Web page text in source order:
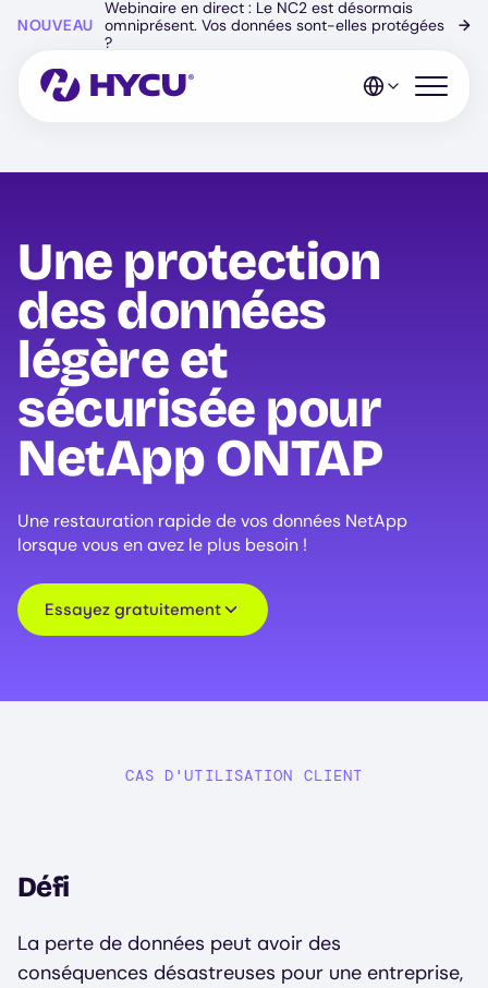
content
NOUVEAU
Webinaire en direct : Le NC2 est désormais
omniprésent. Vos données sont-elles protégées
?
→
Open
Une protection
des données
légère et
sécurisée pour
NetApp ONTAP
Une restauration rapide de vos données NetApp
lorsque vous en avez le plus besoin !
Essayez gratuitement
CAS D'UTILISATION CLIENT
Défi
La perte de données peut avoir des
conséquences désastreuses pour une entreprise,